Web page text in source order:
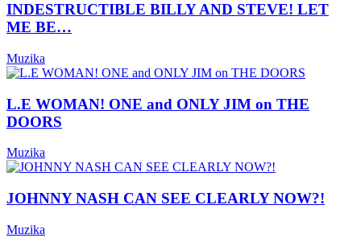
INDESTRUCTIBLE BILLY AND STEVE! LET
ME BE…
Muzika
L.E WOMAN! ONE and ONLY JIM on THE
DOORS
Muzika
JOHNNY NASH CAN SEE CLEARLY NOW?!
Muzika